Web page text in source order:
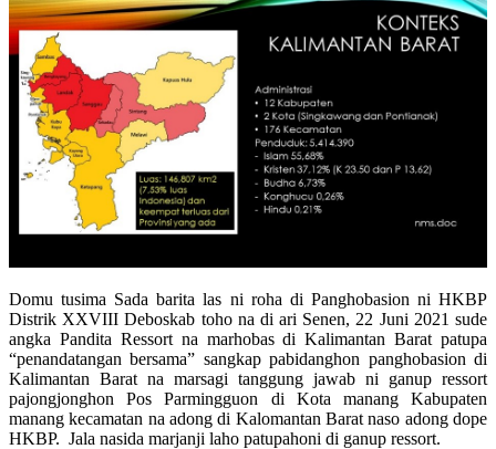
Domu tusima Sada barita las ni roha di Panghobasion ni HKBP
Distrik XXVIII Deboskab toho na di ari Senen, 22 Juni 2021 sude
angka Pandita Ressort na marhobas di Kalimantan Barat patupa
“penandatangan bersama” sangkap pabidanghon panghobasion di
Kalimantan Barat na marsagi tanggung jawab ni ganup ressort
pajongjonghon Pos Parmingguon di Kota manang Kabupaten
manang kecamatan na adong di Kalomantan Barat naso adong dope
HKBP. Jala nasida marjanji laho patupahoni di ganup ressort.